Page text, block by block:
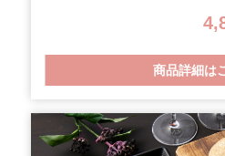
トビーフとボリューム満点で
忘年会、懇親会、国際スポー
い。SDGｓの観点から容器に
素材を使用しプラスチックご
商品詳細は